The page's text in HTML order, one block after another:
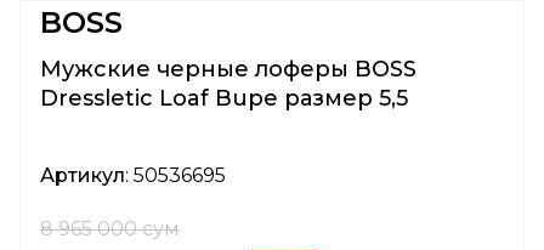
BOSS
Мужские черные лоферы BOSS
Dressletic Loaf Bupe размер 5,5
Артикул: 50536695
8 965 000 сум